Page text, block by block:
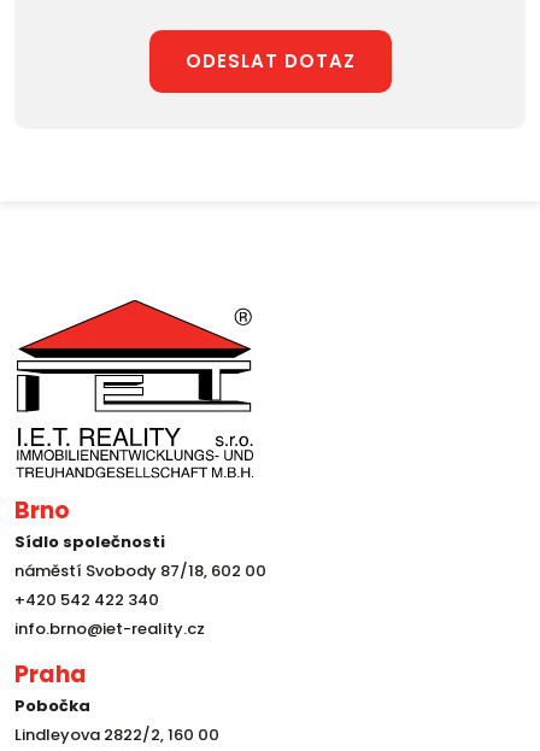
ODESLAT DOTAZ
Brno
Sídlo společnosti
náměstí Svobody 87/18, 602 00
+420 542 422 340
info.brno@iet-reality.cz
Praha
Pobočka
Lindleyova 2822/2, 160 00